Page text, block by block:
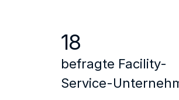
18
befragte Facility-
Service-